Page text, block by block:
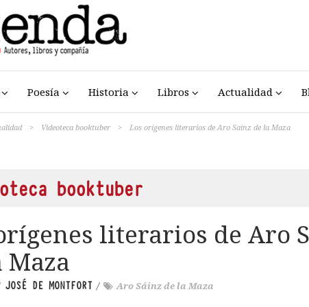
Poesía Historia Libros Actualidad
> Videoteca booktuber > Los orígenes literarios de Aro Sainz de la Maza
booktuber
literarios de Aro
Maza
JOSÉ DE MONTFORT / Aro Sáinz de la Maza